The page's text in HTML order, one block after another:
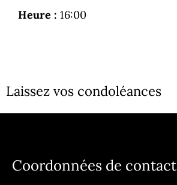
Heure : 16:00
Laissez vos condoléances
Coordonnées de contact